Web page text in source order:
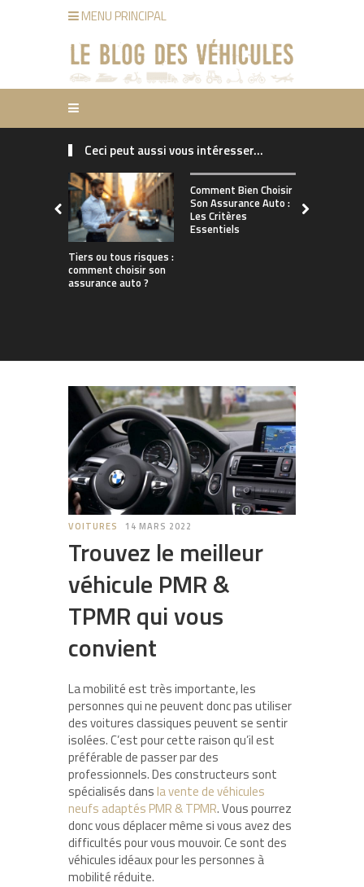
MENU PRINCIPAL
Ceci peut aussi vous intéresser...
Tiers ou tous risques :
comment choisir son
assurance auto ?
Comment Bien Choisir
Son Assurance Auto :
Les Critères
Essentiels
VOITURES 14 MARS 2022
Trouvez le meilleur
véhicule PMR &
TPMR qui vous
convient
La mobilité est très importante, les
personnes qui ne peuvent donc pas utiliser
des voitures classiques peuvent se sentir
isolées. C’est pour cette raison qu’il est
préférable de passer par des
professionnels. Des constructeurs sont
spécialisés dans la vente de véhicules
neufs adaptés PMR & TPMR. Vous pourrez
donc vous déplacer même si vous avez des
difficultés pour vous mouvoir. Ce sont des
véhicules idéaux pour les personnes à
mobilité réduite.